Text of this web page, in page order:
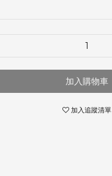
加入購物車
加入追蹤清單